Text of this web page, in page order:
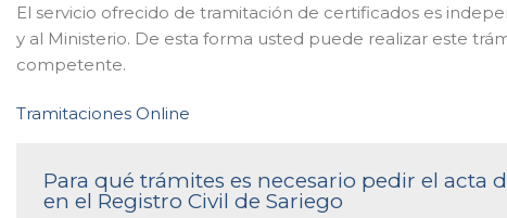
El servicio ofrecido de tramitación de certificados es
y al Ministerio. De esta forma usted puede realizar este
competente.
Tramitaciones Online
Para qué trámites es necesario pedir el acta
en el Registro Civil de Sariego